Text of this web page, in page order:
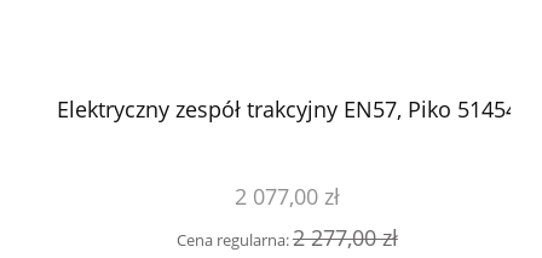
Elektryczny zespół trakcyjny EN57, Piko 51454
2 077,00 zł
Cena regularna:2 277,00 zł